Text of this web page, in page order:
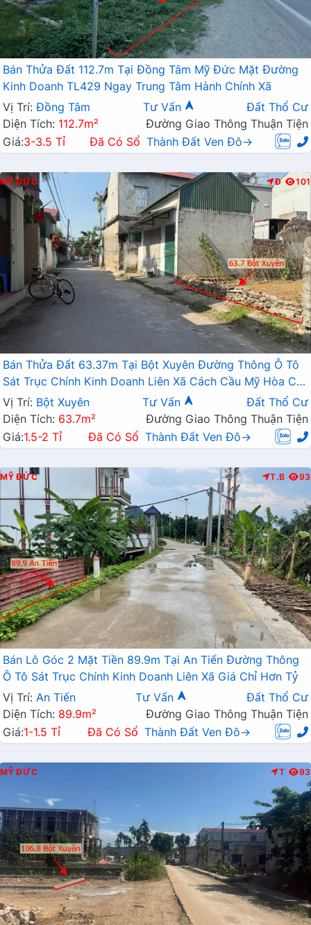
Bán Thửa Đất 112.7m Tại Đồng Tâm Mỹ Đức Mặt Đường
Kinh Doanh TL429 Ngay Trung Tâm Hành Chính Xã
Vị Trí: Đồng Tâm Tư Vấn
Đất Thổ Cư
Diện Tích: 112.7m²
Đường Giao Thông Thuận Tiện
Giá:3-3.5 Tỉ Đã Có Sổ Thành Đất Ven Đô→
MỸ ĐỨC Đ 101
Bán Thửa Đất 63.37m Tại Bột Xuyên Đường Thông Ô Tô
Sát Trục Chính Kinh Doanh Liên Xã Cách Cầu Mỹ Hòa Chỉ
Vài Trăm Mét
Vị Trí: Bột Xuyên Tư Vấn
Đất Thổ Cư
Diện Tích: 63.7m²
Đường Giao Thông Thuận Tiện
Giá:1.5-2 Tỉ Đã Có Sổ Thành Đất Ven Đô→
MỸ ĐỨC T.B 93
Bán Lô Góc 2 Mặt Tiền 89.9m Tại An Tiến Đường Thông
Ô Tô Sát Trục Chính Kinh Doanh Liên Xã Giá Chỉ Hơn Tỷ
Vị Trí: An Tiến Tư Vấn
Đất Thổ Cư
Diện Tích: 89.9m²
Đường Giao Thông Thuận Tiện
Giá:1-1.5 Tỉ Đã Có Sổ Thành Đất Ven Đô→
MỸ ĐỨC T 93